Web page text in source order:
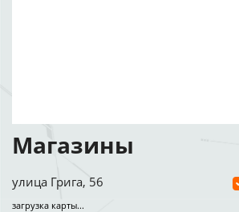
Магазины
улица Грига, 56
загрузка карты...